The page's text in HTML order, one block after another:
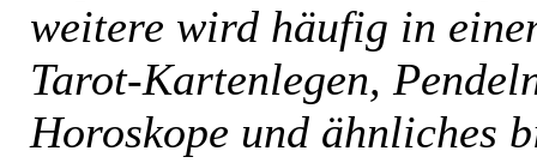
weitere wird häufig in
Tarot-Kartenlegen,
Horoskope und ähnliches